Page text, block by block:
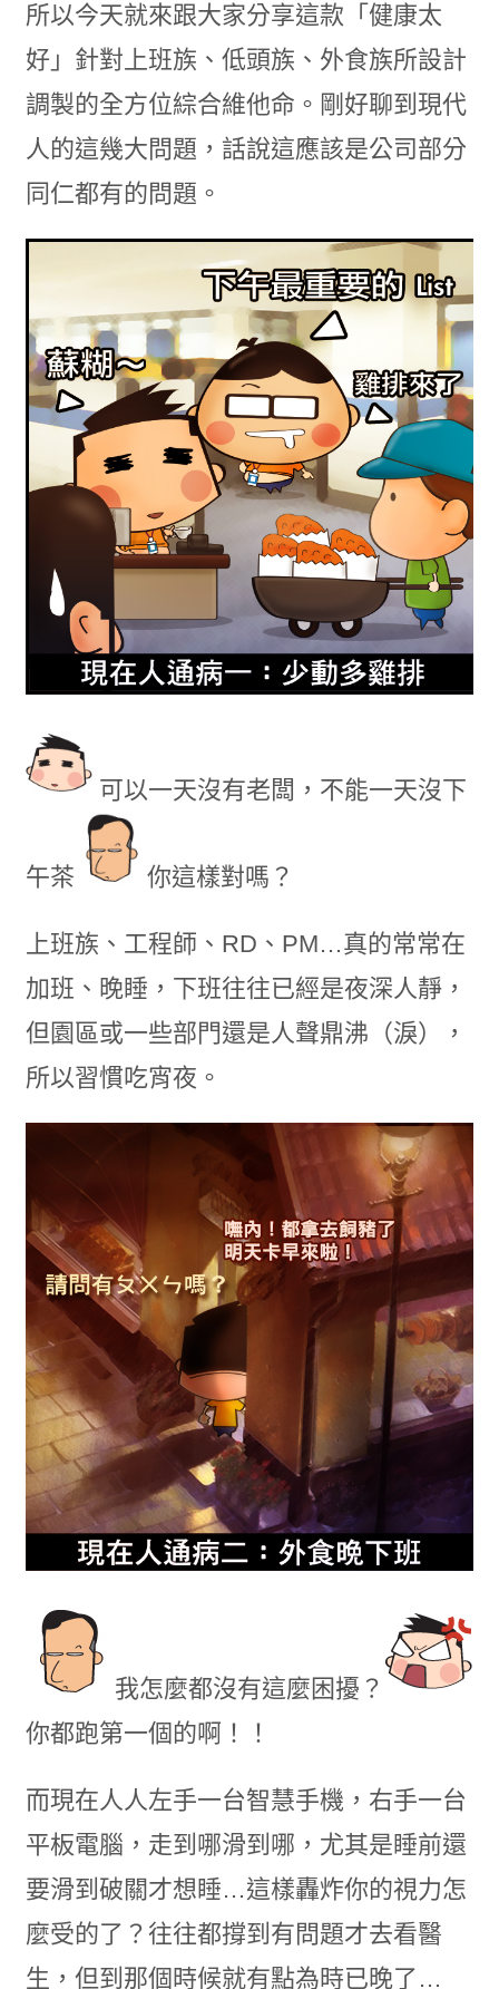
所以今天就來跟大家分享這款「健康太
好」針對上班族、低頭族、外食族所設計
調製的全方位綜合維他命。剛好聊到現代
人的這幾大問題，話說這應該是公司部分
同仁都有的問題。
可以一天沒有老闆，不能一天沒下
午茶 你這樣對嗎？
上班族、工程師、RD、PM…真的常常在
加班、晚睡，下班往往已經是夜深人靜，
但園區或一些部門還是人聲鼎沸（淚），
所以習慣吃宵夜。
我怎麼都沒有這麼困擾？
你都跑第一個的啊！！
而現在人人左手一台智慧手機，右手一台
平板電腦，走到哪滑到哪，尤其是睡前還
要滑到破關才想睡…這樣轟炸你的視力怎
麼受的了？往往都撐到有問題才去看醫
生，但到那個時候就有點為時已晚了…